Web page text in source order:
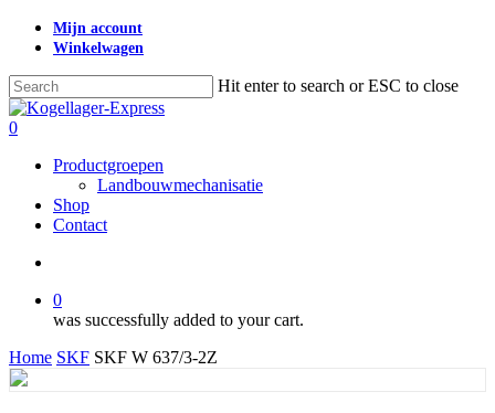
Skip
content
Mijn account
Winkelwagen
Hit enter to search or ESC to close
Close
Search
search
0
Productgroepen
Landbouwmechanisatie
Shop
Contact
0
was successfully added to your cart.
Home SKF SKF W 637/3-2Z